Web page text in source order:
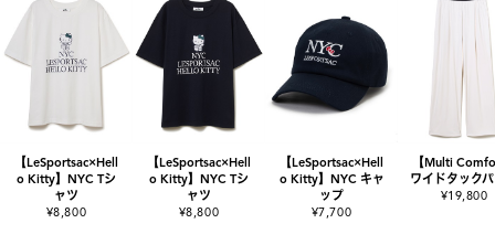
【LeSportsac×Hell
o Kitty】NYC Tシ
ャツ
¥8,800
【LeSportsac×Hell
o Kitty】NYC Tシ
ャツ
¥8,800
【LeSportsac×Hell
o Kitty】NYC キャ
ップ
¥7,700
【Multi
ワイドタック
¥19,800